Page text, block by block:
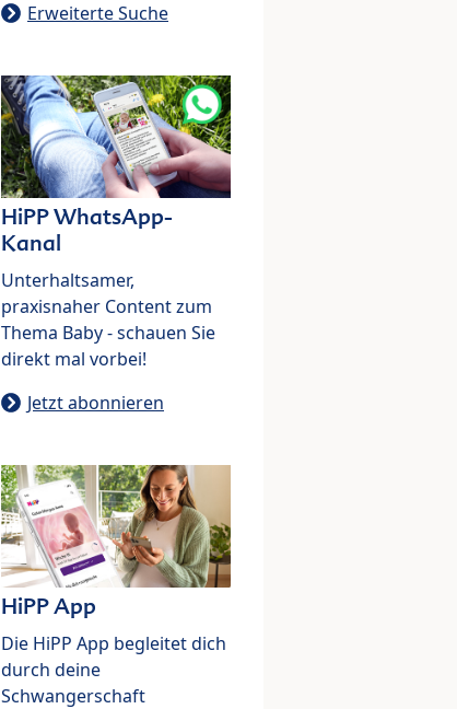
Erweiterte Suche
HiPP WhatsApp-
Kanal
Unterhaltsamer,
praxisnaher Content zum
Thema Baby - schauen Sie
direkt mal vorbei!
Jetzt abonnieren
HiPP App
Die HiPP App begleitet dich
durch deine
Schwangerschaft